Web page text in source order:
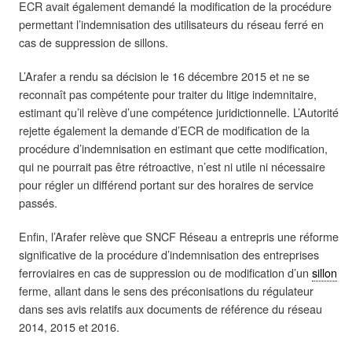
ECR avait également demandé la modification de la procédure
permettant l’indemnisation des utilisateurs du réseau ferré en
cas de suppression de sillons.
L’Arafer a rendu sa décision le 16 décembre 2015 et ne se
reconnaît pas compétente pour traiter du litige indemnitaire,
estimant qu’il relève d’une compétence juridictionnelle. L’Autorité
rejette également la demande d’ECR de modification de la
procédure d’indemnisation en estimant que cette modification,
qui ne pourrait pas être rétroactive, n’est ni utile ni nécessaire
pour régler un différend portant sur des horaires de service
passés.
Enfin, l’Arafer relève que SNCF Réseau a entrepris une réforme
significative de la procédure d’indemnisation des entreprises
ferroviaires en cas de suppression ou de modification d’un sillon
ferme, allant dans le sens des préconisations du régulateur
dans ses avis relatifs aux documents de référence du réseau
2014, 2015 et 2016.